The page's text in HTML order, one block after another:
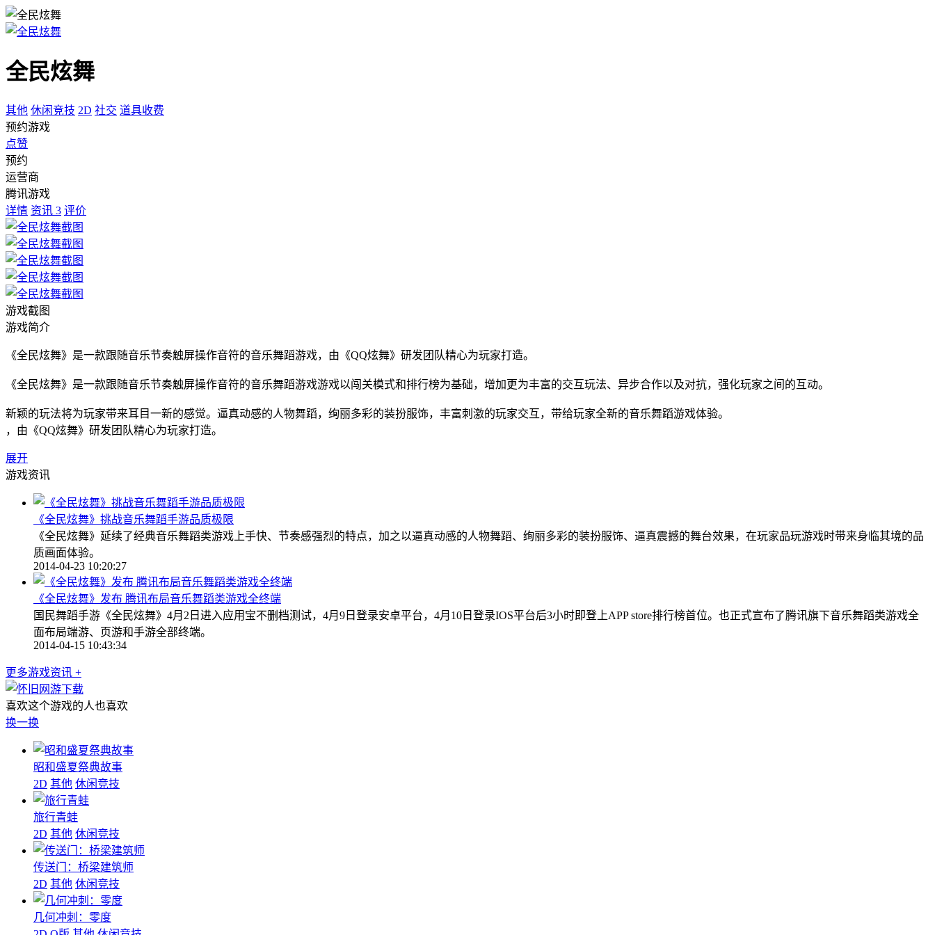
全民炫舞
其他 休闲竞技 2D 社交 道具收费
预约游戏
点赞
预约
运营商
腾讯游戏
详情 资讯 3 评价
游戏截图
游戏简介
《全民炫舞》是一款跟随音乐节奏触屏操作音符的音乐舞蹈游戏，由《QQ炫舞》研发团队精心为玩家打造。
《全民炫舞》是一款跟随音乐节奏触屏操作音符的音乐舞蹈游戏游戏以闯关模式和排行榜为基础，增加更为丰富的交互玩法、异步合作以及对抗，强化玩家之间的互动。
新颖的玩法将为玩家带来耳目一新的感觉。逼真动感的人物舞蹈，绚丽多彩的装扮服饰，丰富刺激的玩家交互，带给玩家全新的音乐舞蹈游戏体验。
，由《QQ炫舞》研发团队精心为玩家打造。
展开
游戏资讯
《全民炫舞》挑战音乐舞蹈手游品质极限
《全民炫舞》延续了经典音乐舞蹈类游戏上手快、节奏感强烈的特点，加之以逼真动感的人物舞蹈、绚丽多彩的装扮服饰、逼真震撼的舞台效果，在玩家品玩游戏时带来身临其境的品
质画面体验。
2014-04-23 10:20:27
《全民炫舞》发布 腾讯布局音乐舞蹈类游戏全终端
国民舞蹈手游《全民炫舞》4月2日进入应用宝不删档测试，4月9日登录安卓平台，4月10日登录IOS平台后3小时即登上APP store排行榜首位。也正式宣布了腾讯旗下音乐舞蹈类游戏全
面布局端游、页游和手游全部终端。
2014-04-15 10:43:34
更多游戏资讯 +
喜欢这个游戏的人也喜欢
换一换
昭和盛夏祭典故事
2D 其他 休闲竞技
旅行青蛙
2D 其他 休闲竞技
传送门：桥梁建筑师
2D 其他 休闲竞技
几何冲刺：零度